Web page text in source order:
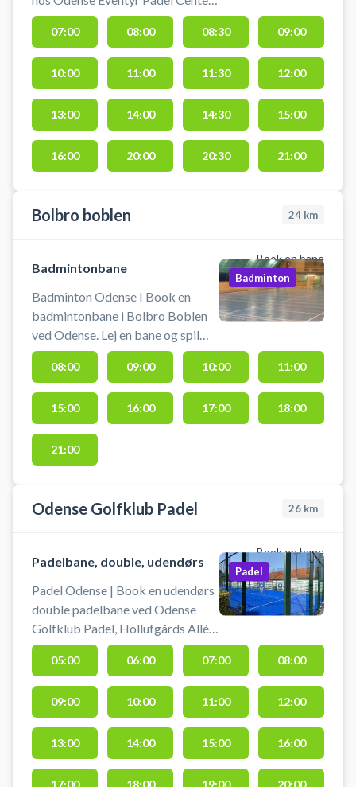
Book din padelbane og spil padel
tennis i Odense på en overdækket
udendørs padeltennis bane. Gratis
parkering ved padeltennis banen
beliggende på Falen 227, 5250
Odense SV ved Odense Eventyr
Golf. Medbring selv bat og bolde
da der ikke længere udlejes via
receptionen hos Odense Eventyr
07:00 08:00 08:30 09:00
10:00 11:00 11:30 12:00
13:00 14:00 14:30 15:00
16:00 20:00 20:30 21:00
Bolbro boblen 24 km
Book en bane
Badmintonbane
Badminton Odense I Book en
badmintonbane i Bolbro Boblen
ved Odense. Lej en bane og spil
badminton i Odense på en af
badmintonbanerne hos olbro
Boblen. Du medbringer selv bolde
og ketchere.
Badminton
08:00 09:00 10:00 11:00
15:00 16:00 17:00 18:00
21:00
Odense Golfklub Padel 26 km
Book en bane
Padelbane, double, udendørs
Padel Odense | Book en udendørs
double padelbane ved Odense
Golfklub Padel, Hollufgårds Allé
21 5220, Odense SØ. Book en af
de to double padelbaner og spil
padel i Odense udendørs under
åben himmel. Padelbat kan lejes
og bolde kan købes i
golfklubbens forhal.
Padelbanerne er beliggende i det
naturskønne område Hollufgård
Padel
05:00 06:00 07:00 08:00
09:00 10:00 11:00 12:00
13:00 14:00 15:00 16:00